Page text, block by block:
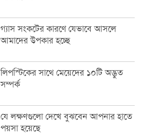
গ্যাস সংকটের কারণে যেভাবে আসলে
আমাদের উপকার হচ্ছে
লিপস্টিকের সাথে মেয়েদের ১০টি অদ্ভুত
সম্পর্ক
যে লক্ষণগুলো দেখে বুঝবেন আপনার হাতে
পয়সা হয়েছে